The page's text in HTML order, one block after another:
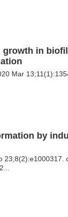
in
Mar
by
23;8(2):e1000317.